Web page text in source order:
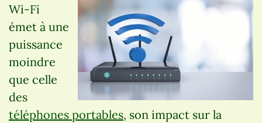
Wi-Fi
émet à une
puissance
moindre
que celle
des
téléphones portables, son impact sur la